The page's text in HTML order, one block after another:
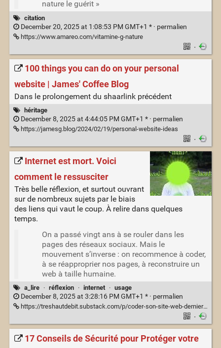
nature le guérit »
citation
December 20, 2025 at 1:08:53 PM GMT+1 * · permalien
https://www.amareo.com/vitamine-g-nature
·
100 things you can do on your personal
website | James' Coffee Blog
Dans le prolongement du shaarlink précédent
héritage
December 8, 2025 at 4:44:05 PM GMT+1 * · permalien
https://jamesg.blog/2024/02/19/personal-website-ideas
·
Internet est mort. Voici
comment le ressusciter
Très belle réflexion, et surtout ouvrant
sur de nombreux sujets par le biais
des liens qui vaut le coup. À relire dans quelques
temps.
On a passé vingt ans à se rouler dans les
pages des réseaux sociaux. Mais le
mouvement s’inverse : on recommence à coder,
à se réapproprier nos pages, à reconstruire un
web à taille humaine.
a_lire · réflexion · internet · usage
December 8, 2025 at 3:28:16 PM GMT+1 * · permalien
https://treshautdebit.substack.com/p/coder-son-site-web-dernier-geste
·
17 Conseils de Sécurité pour Protéger votre